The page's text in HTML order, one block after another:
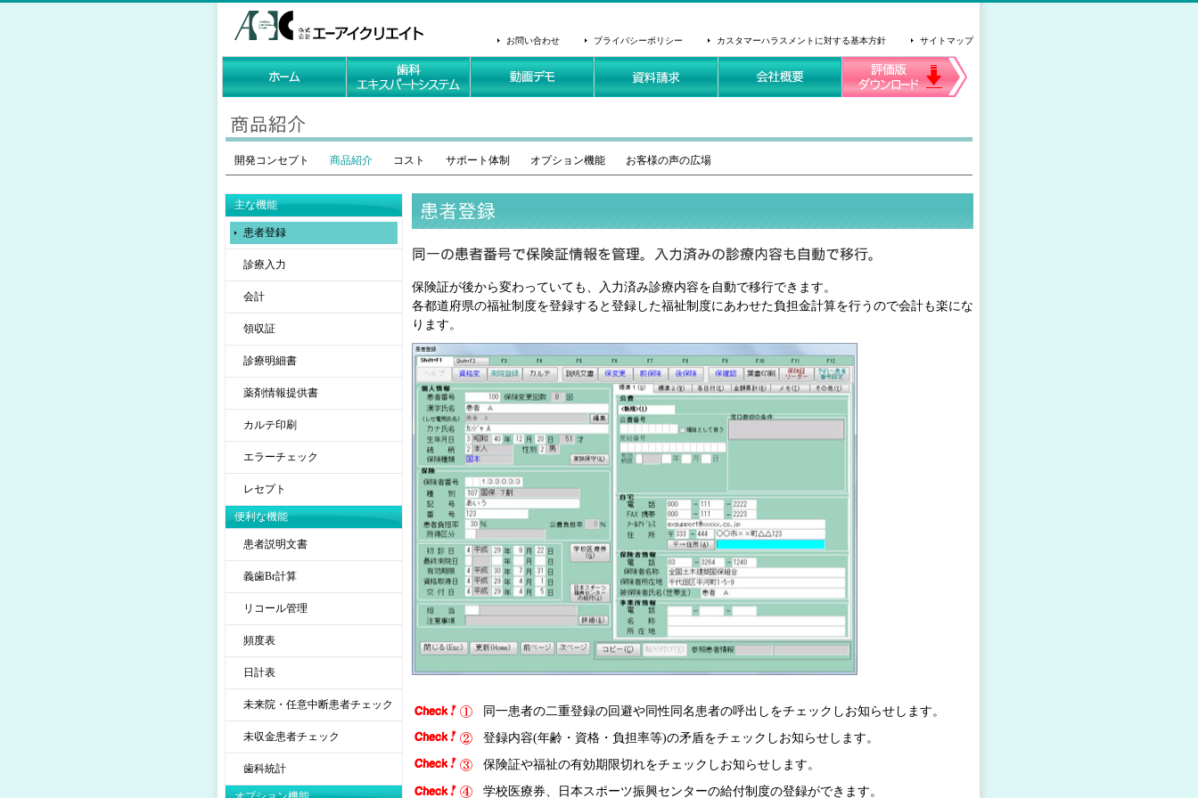
お問い合わせ プライバシーポリシー カスタマーハラスメントに対する基本方針 サイトマップ
開発コンセプト 商品紹介 コスト サポート体制 オプション機能 お客様の声の広場
主な機能
患者登録
診療入力
会計
領収証
診療明細書
薬剤情報提供書
カルテ印刷
エラーチェック
レセプト
便利な機能
患者説明文書
義歯Br計算
リコール管理
頻度表
日計表
未来院・任意中断患者チェック
未収金患者チェック
歯科統計
保険証が後から変わっていても、入力済み診療内容を自動で移行できます。
各都道府県の福祉制度を登録すると登録した福祉制度にあわせた負担金計算を行うので会計も楽にな
ります。
同一患者の二重登録の回避や同性同名患者の呼出しをチェックしお知らせします。
登録内容(年齢・資格・負担率等)の矛盾をチェックしお知らせします。
保険証や福祉の有効期限切れをチェックしお知らせします。
学校医療券、日本スポーツ振興センターの給付制度の登録ができます。